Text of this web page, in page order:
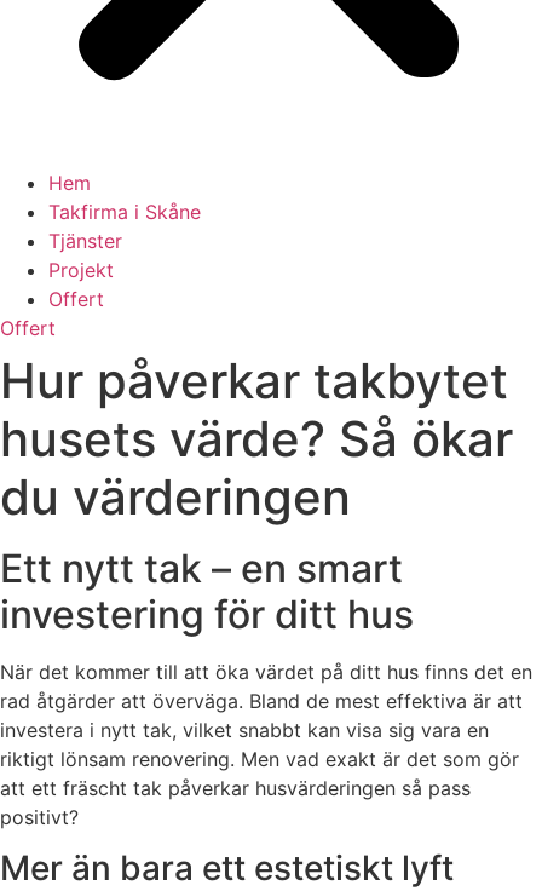
Hem
Takfirma i Skåne
Tjänster
Projekt
Offert
Offert
Hur påverkar takbytet
husets värde? Så ökar
du värderingen
Ett nytt tak – en smart
investering för ditt hus
När det kommer till att öka värdet på ditt hus finns det en
rad åtgärder att överväga. Bland de mest effektiva är att
investera i nytt tak, vilket snabbt kan visa sig vara en
riktigt lönsam renovering. Men vad exakt är det som gör
att ett fräscht tak påverkar husvärderingen så pass
positivt?
Mer än bara ett estetiskt lyft